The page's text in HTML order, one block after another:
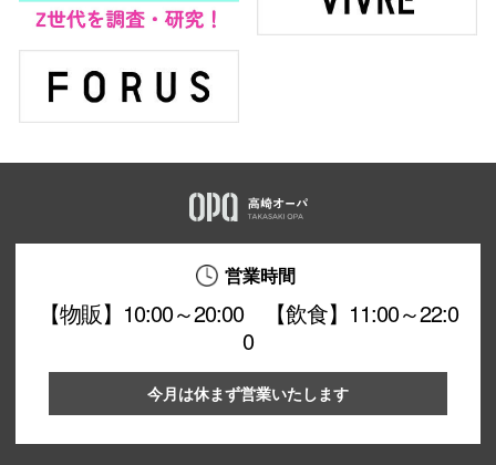
営業時間
【物販】10:00～20:00 【飲食】11:00～22:0
0
今月は休まず営業いたします